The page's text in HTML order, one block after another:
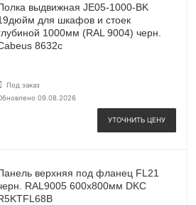
выдвижная JE05-1000-BK
для шкафов и стоек
1000мм (RAL 9004) черн.
8632c
Под заказ
09.08.2026
УТОЧНИТЬ ЦЕНУ
верхняя под фланец FL21
RAL9005 600х800мм DKC